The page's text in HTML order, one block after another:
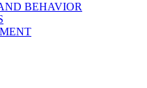
BEHAVIOR